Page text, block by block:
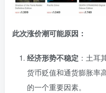
此次涨价潮可能原因：
经济形势不稳定 ：土耳
货币贬值和通货膨胀率
的一个重要因素。